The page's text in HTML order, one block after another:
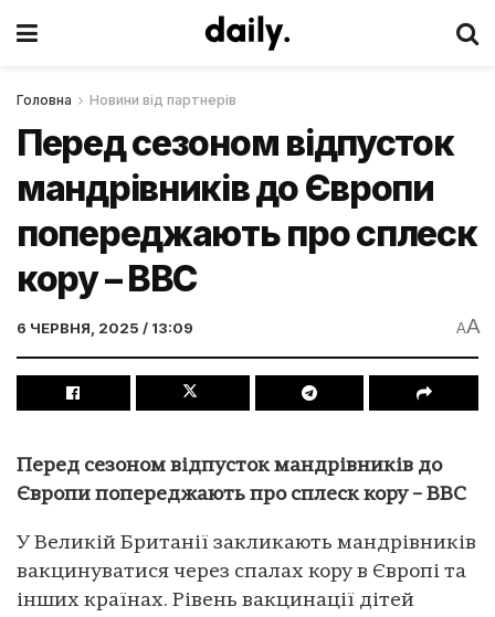
Головна Новини від партнерів
Перед сезоном відпусток
мандрівників до Європи
попереджають про сплеск
кору – BBC
6 ЧЕРВНЯ, 2025 / 13:09 AA
Перед сезоном відпусток мандрівників до
Європи попереджають про сплеск кору – BBC
У Великій Британії закликають мандрівників
вакцинуватися через спалах кору в Європі та
інших країнах. Рівень вакцинації дітей